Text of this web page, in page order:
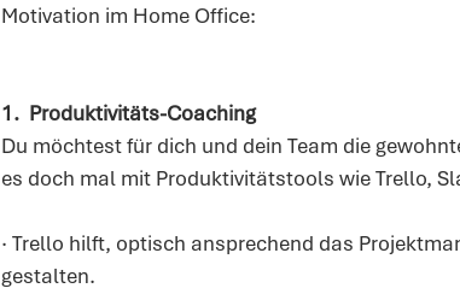
Motivation im Home Office:
1. Produktivitäts-Coaching
Du möchtest für dich und dein Team die
es doch mal mit Produktivitätstools wie Trello,
· Trello hilft, optisch ansprechend das
gestalten.